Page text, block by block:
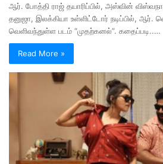
ஆர். போத்தி ராஜ் தயாரிப்பில், அஸ்வின்
தனுஜா, இலக்கியா உள்ளிட்டோர் நடிப்பில்,
வெளிவந்துள்ள படம் “முதற்கனல்”. கதைப்படி..…
Read More »